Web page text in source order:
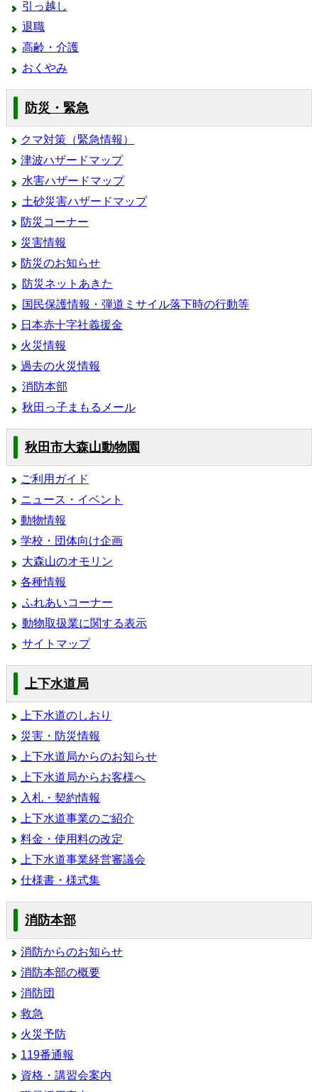
引っ越し
退職
高齢・介護
おくやみ
防災・緊急
クマ対策（緊急情報）
津波ハザードマップ
水害ハザードマップ
土砂災害ハザードマップ
防災コーナー
災害情報
防災のお知らせ
防災ネットあきた
国民保護情報・弾道ミサイル落下時の行動等
日本赤十字社義援金
火災情報
過去の火災情報
消防本部
秋田っ子まもるメール
秋田市大森山動物園
ご利用ガイド
ニュース・イベント
動物情報
学校・団体向け企画
大森山のオモリン
各種情報
ふれあいコーナー
動物取扱業に関する表示
サイトマップ
上下水道局
上下水道のしおり
災害・防災情報
上下水道局からのお知らせ
上下水道局からお客様へ
入札・契約情報
上下水道事業のご紹介
料金・使用料の改定
上下水道事業経営審議会
仕様書・様式集
消防本部
消防からのお知らせ
消防本部の概要
消防団
救急
火災予防
119番通報
資格・講習会案内